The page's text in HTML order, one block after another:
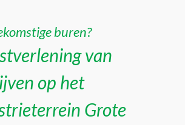
buren?
van
op het
Grote